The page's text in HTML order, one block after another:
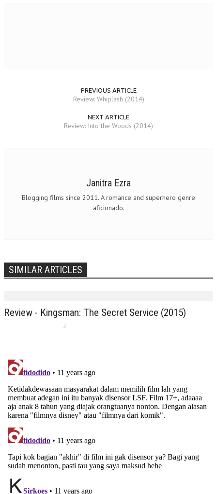
PREVIOUS ARTICLE
Review: Whiplash (2014)
NEXT ARTICLE
Review: Into the Woods (2014)
Janitra Ezra
Blogging films since 2011. A romance and superhero genre
aficionado.
SIMILAR ARTICLES
Review - Kingsman: The Secret Service (2015)
2